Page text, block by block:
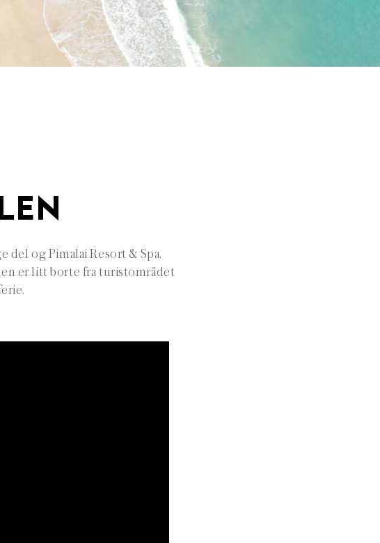
del og Pimalai Resort & Spa,
er litt borte fra turistområdet